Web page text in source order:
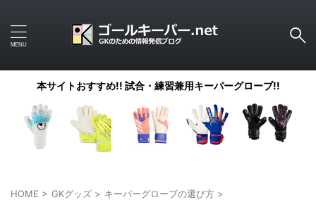
本サイトおすすめ!! 試合・練習兼用キーパーグローブ!!
HOME > GKグッズ > キーパーグローブの選び方 >